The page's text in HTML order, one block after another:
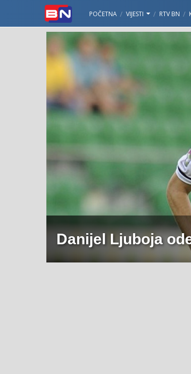
POČETNA VIJESTI RTV BN
Danijel Ljuboja